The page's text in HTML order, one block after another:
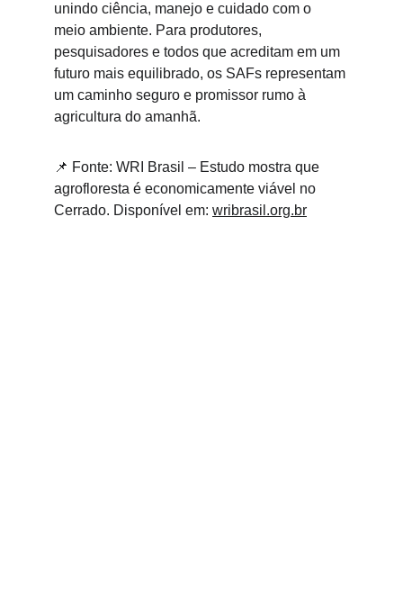
unindo ciência, manejo e cuidado com o
meio ambiente. Para produtores,
pesquisadores e todos que acreditam em um
futuro mais equilibrado, os SAFs representam
um caminho seguro e promissor rumo à
agricultura do amanhã.
📌 Fonte: WRI Brasil – Estudo mostra que
agrofloresta é economicamente viável no
Cerrado. Disponível em: wribrasil.org.br